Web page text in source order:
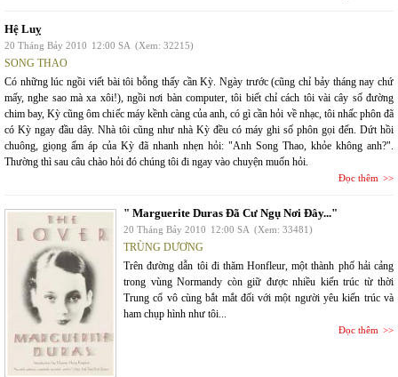
Hệ Luỵ
20 Tháng Bảy 2010 12:00 SA (Xem: 32215)
SONG THAO
Có những lúc ngồi viết bài tôi bỗng thấy cần Kỳ. Ngày trước (cũng chỉ bảy tháng nay chứ
mấy, nghe sao mà xa xôi!), ngồi nơi bàn computer, tôi biết chỉ cách tôi vài cây số đường
chim bay, Kỳ cũng ôm chiếc máy kềnh càng của anh, có gì cần hỏi về nhạc, tôi nhấc phôn đã
có Kỳ ngay đầu dây. Nhà tôi cũng như nhà Kỳ đều có máy ghi số phôn gọi đến. Dứt hồi
chuông, giọng ấm áp của Kỳ đã nhanh nhẹn hỏi: "Anh Song Thao, khỏe không anh?".
Thường thì sau câu chào hỏi đó chúng tôi đi ngay vào chuyện muốn hỏi.
Đọc thêm
" Marguerite Duras Đã Cư Ngụ Nơi Đây..."
20 Tháng Bảy 2010 12:00 SA (Xem: 33481)
TRÙNG DƯƠNG
Trên đường dẫn tôi đi thăm Honfleur, một thành phố hải cảng
trong vùng Normandy còn giữ được nhiều kiến trúc từ thời
Trung cổ vô cùng bắt mắt đối với một người yêu kiến trúc và
ham chụp hình như tôi...
Đọc thêm